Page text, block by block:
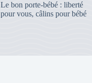
Le bon porte-bébé : liberté
pour vous, câlins pour bébé